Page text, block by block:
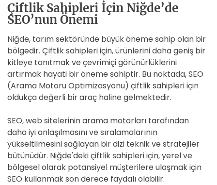
Çiftlik Sahipleri İçin Niğde’de
SEO’nun Önemi
Niğde, tarım sektöründe büyük öneme sahip olan bir
bölgedir. Çiftlik sahipleri için, ürünlerini daha geniş bir
kitleye tanıtmak ve çevrimiçi görünürlüklerini
artırmak hayati bir öneme sahiptir. Bu noktada, SEO
(Arama Motoru Optimizasyonu) çiftlik sahipleri için
oldukça değerli bir araç haline gelmektedir.
SEO, web sitelerinin arama motorları tarafından
daha iyi anlaşılmasını ve sıralamalarının
yükseltilmesini sağlayan bir dizi teknik ve stratejiler
bütünüdür. Niğde'deki çiftlik sahipleri için, yerel ve
bölgesel olarak potansiyel müşterilere ulaşmak için
SEO kullanmak son derece faydalı olabilir.